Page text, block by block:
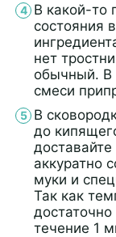
В какой-то
состояния
нет
обычный. В
смеси
В
до
аккуратно
муки и
Так как
течение 1